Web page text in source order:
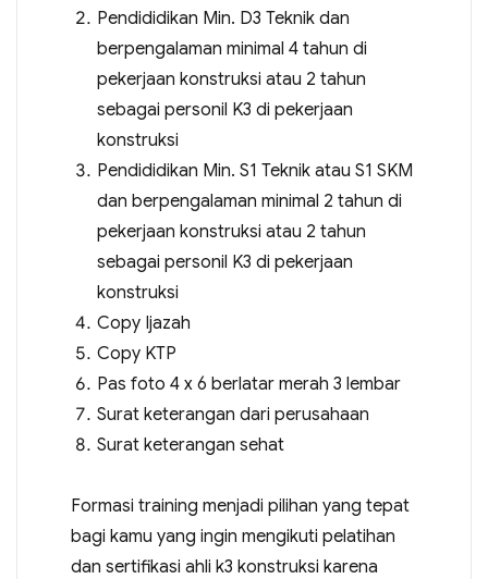
Pendididikan Min. D3 Teknik dan
berpengalaman minimal 4 tahun di
pekerjaan konstruksi atau 2 tahun
sebagai personil K3 di pekerjaan
konstruksi
Pendididikan Min. S1 Teknik atau S1 SKM
dan berpengalaman minimal 2 tahun di
pekerjaan konstruksi atau 2 tahun
sebagai personil K3 di pekerjaan
konstruksi
Copy Ijazah
Copy KTP
Pas foto 4 x 6 berlatar merah 3 lembar
Surat keterangan dari perusahaan
Surat keterangan sehat
Formasi training menjadi pilihan yang tepat
bagi kamu yang ingin mengikuti pelatihan
dan sertifikasi ahli k3 konstruksi karena